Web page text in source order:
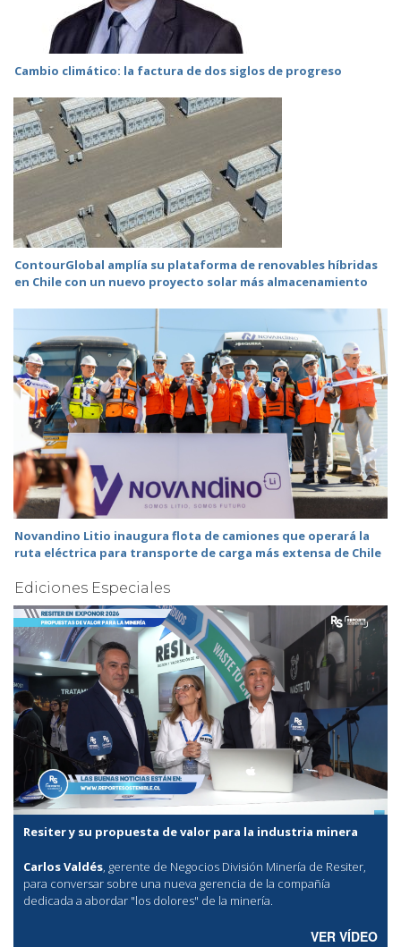
Cambio climático: la factura de dos siglos de progreso
ContourGlobal amplía su plataforma de renovables híbridas
en Chile con un nuevo proyecto solar más almacenamiento
Novandino Litio inaugura flota de camiones que operará la
ruta eléctrica para transporte de carga más extensa de Chile
Ediciones Especiales
Resiter y su propuesta de valor para la industria minera
Carlos Valdés, gerente de Negocios División Minería de Resiter,
para conversar sobre una nueva gerencia de la compañía
dedicada a abordar "los dolores" de la minería.
VER VÍDEO